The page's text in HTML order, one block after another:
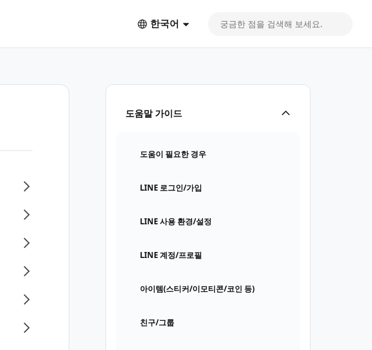
한국어
도움말 가이드
도움이 필요한 경우
LINE 로그인/가입
LINE 사용 환경/설정
LINE 계정/프로필
아이템(스티커/이모티콘/코인 등)
친구/그룹